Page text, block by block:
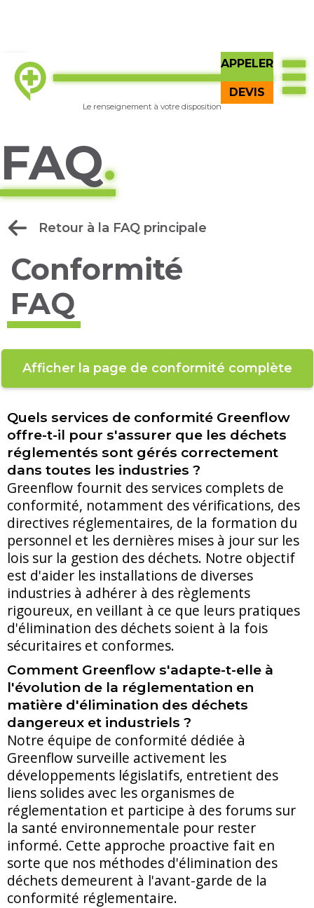
APPELER
DEVIS
TOP Essayer GI QBÊTA
Le renseignement à votre disposition
FAQ.
Retour à la FAQ principale
Conformité
FAQ
Afficher la page de conformité complète
Quels services de conformité Greenflow
offre-t-il pour s'assurer que les déchets
réglementés sont gérés correctement
dans toutes les industries ?
Greenflow fournit des services complets de
conformité, notamment des vérifications, des
directives réglementaires, de la formation du
personnel et les dernières mises à jour sur les
lois sur la gestion des déchets. Notre objectif
est d'aider les installations de diverses
industries à adhérer à des règlements
rigoureux, en veillant à ce que leurs pratiques
d'élimination des déchets soient à la fois
sécuritaires et conformes.
Comment Greenflow s'adapte-t-elle à
l'évolution de la réglementation en
matière d'élimination des déchets
dangereux et industriels ?
Notre équipe de conformité dédiée à
Greenflow surveille activement les
développements législatifs, entretient des
liens solides avec les organismes de
réglementation et participe à des forums sur
la santé environnementale pour rester
informé. Cette approche proactive fait en
sorte que nos méthodes d'élimination des
déchets demeurent à l'avant-garde de la
conformité réglementaire.